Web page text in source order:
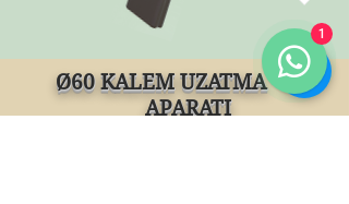
Ø60 KALEM UZATMA
APARATI
1